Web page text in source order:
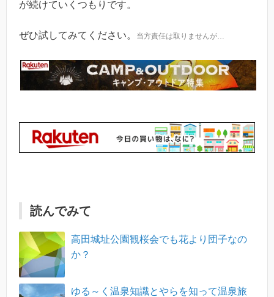
が続けていくつもりです。
ぜひ試してみてください。 当方責任は取りませんが…
読んでみて
高田城址公園観桜会でも花より団子なの
か？
ゆる～く温泉知識とやらを知って温泉旅